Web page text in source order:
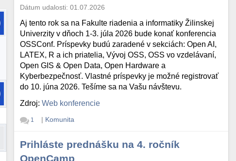
Dátum udalosti:01.07.2026
Aj tento rok sa na Fakulte riadenia a informatiky Žilinskej
Univerzity v dňoch 1-3. júla 2026 bude konať konferencia
OSSConf. Príspevky budú zaradené v sekciách: Open AI,
LATEX, R a ich priatelia, Vývoj OSS, OSS vo vzdelávaní,
Open GIS & Open Data, Open Hardware a
Kyberbezpečnosť. Vlastné príspevky je možné registrovať
do 10. júna 2026. Tešíme sa na Vašu návštevu.
Zdroj:Web konferencie
1 | Komunita
Prihláste prednášku na 4. ročník
OpenCamp